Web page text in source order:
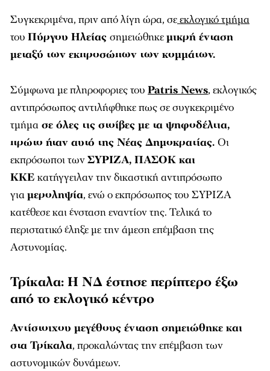
Συγκεκριμένα, πριν από λίγη ώρα, σεεκλογικό τμήμα
του Πύργου Ηλείας σημειώθηκεμικρή ένταση
μεταξύ των εκπροσώπων των κομμάτων.
Σύμφωνα με πληροφοριες του Patris News, εκλογικός
αντιπρόσωπος αντιλήφθηκε πως σε συγκεκριμένο
τμήμα σε όλες τις στοίβες με τα ψηφοδέλτια,
πρώτο ήταν αυτό της Νέας Δημοκρατίας. Οι
εκπρόσωποι τωνΣΥΡΙΖΑ, ΠΑΣΟΚ και
ΚΚΕ κατήγγειλαν την δικαστική αντιπρόσωπο
γιαμεροληψία, ενώ ο εκπρόσωπος του ΣΥΡΙΖΑ
κατέθεσε και ένσταση εναντίον της. Τελικά το
περιστατικό έληξε με την άμεση επέμβαση της
Αστυνομίας.
Τρίκαλα: Η ΝΔ έστησε περίπτερο έξω
από το εκλογικό κέντρο
Αντίστοιχου μεγέθους ένταση σημειώθηκε και
στα Τρίκαλα, προκαλώντας την επέμβαση των
αστυνομικών δυνάμεων.